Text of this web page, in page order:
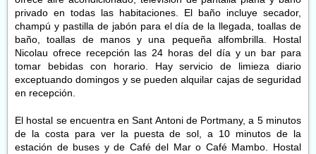
privado en todas las habitaciones. El baño incluye secador,
champú y pastilla de jabón para el día de la llegada, toallas de
baño, toallas de manos y una pequeña alfombrilla. Hostal
Nicolau ofrece recepción las 24 horas del día y un bar para
tomar bebidas con horario. Hay servicio de limieza diario
exceptuando domingos y se pueden alquilar cajas de seguridad
en recepción.
El hostal se encuentra en Sant Antoni de Portmany, a 5 minutos
de la costa para ver la puesta de sol, a 10 minutos de la
estación de buses y de Café del Mar o Café Mambo. Hostal